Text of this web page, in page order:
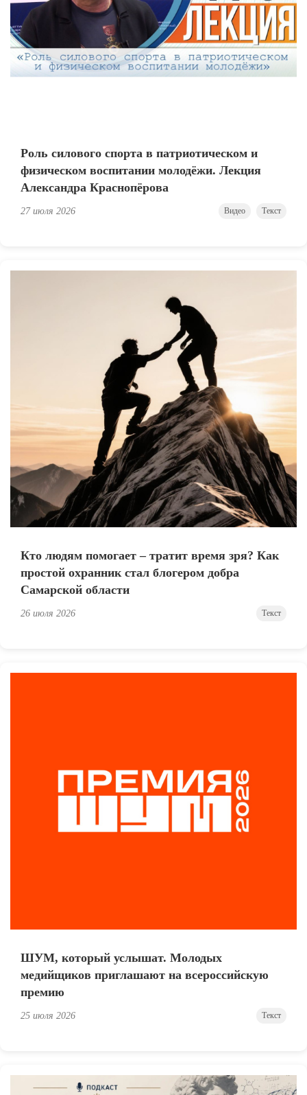
Роль силового спорта в патриотическом и
физическом воспитании молодёжи. Лекция
Александра Краснопёрова
27 июля 2026 Видео Текст
Кто людям помогает – тратит время зря? Как
простой охранник стал блогером добра
Самарской области
26 июля 2026 Текст
ШУМ, который услышат. Молодых
медийщиков приглашают на всероссийскую
премию
25 июля 2026 Текст